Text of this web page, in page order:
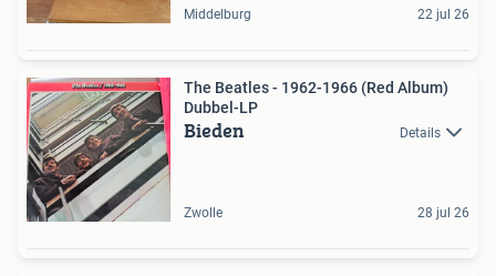
Middelburg 22 jul 26
The Beatles - 1962-1966 (Red Album)
Dubbel-LP
Bieden Details
Zwolle 28 jul 26